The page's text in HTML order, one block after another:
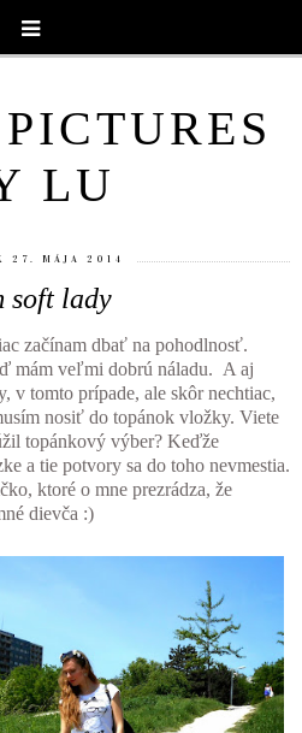
LU
27. MÁJA 2014
soft lady
začínam dbať na pohodlnosť.
mám veľmi dobrú náladu. A aj
v tomto prípade, ale skôr nechtiac,
nosiť do topánok vložky. Viete
topánkový výber? Keďže
a tie potvory sa do toho nevmestia.
ktoré o mne prezrádza, že
dievča :)